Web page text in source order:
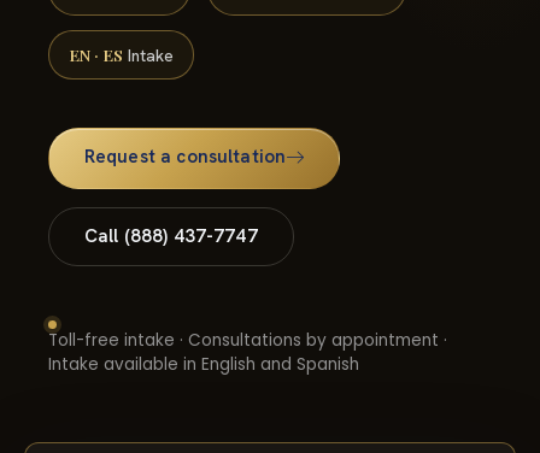
EN · ES Intake
Request a consultation
Call (888) 437-7747
Toll-free intake · Consultations by appointment ·
Intake available in English and Spanish